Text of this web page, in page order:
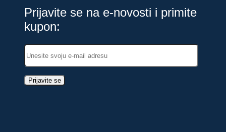
Prijavite se na e-novosti i primite
kupon: